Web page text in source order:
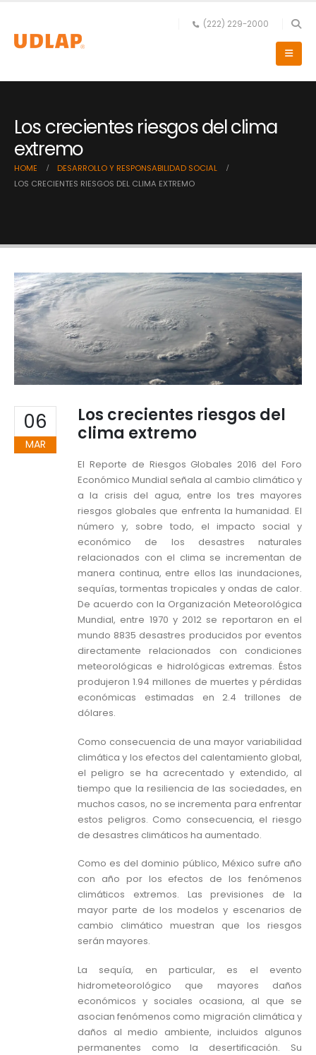
(222) 229-2000
Los crecientes riesgos del clima
extremo
HOME
DESARROLLO Y RESPONSABILIDAD SOCIAL
LOS CRECIENTES RIESGOS DEL CLIMA EXTREMO
06
MAR
Los crecientes riesgos del
clima extremo
El Reporte de Riesgos Globales 2016 del Foro
Económico Mundial señala al cambio climático y
a la crisis del agua, entre los tres mayores
riesgos globales que enfrenta la humanidad. El
número y, sobre todo, el impacto social y
económico de los desastres naturales
relacionados con el clima se incrementan de
manera continua, entre ellos las inundaciones,
sequías, tormentas tropicales y ondas de calor.
De acuerdo con la Organización Meteorológica
Mundial, entre 1970 y 2012 se reportaron en el
mundo 8835 desastres producidos por eventos
directamente relacionados con condiciones
meteorológicas e hidrológicas extremas. Éstos
produjeron 1.94 millones de muertes y pérdidas
económicas estimadas en 2.4 trillones de
dólares.
Como consecuencia de una mayor variabilidad
climática y los efectos del calentamiento global,
el peligro se ha acrecentado y extendido, al
tiempo que la resiliencia de las sociedades, en
muchos casos, no se incrementa para enfrentar
estos peligros. Como consecuencia, el riesgo
de desastres climáticos ha aumentado.
Como es del dominio público, México sufre año
con año por los efectos de los fenómenos
climáticos extremos. Las previsiones de la
mayor parte de los modelos y escenarios de
cambio climático muestran que los riesgos
serán mayores.
La sequía, en particular, es el evento
hidrometeorológico que mayores daños
económicos y sociales ocasiona, al que se
asocian fenómenos como migración climática y
daños al medio ambiente, incluidos algunos
permanentes como la desertificación. Su